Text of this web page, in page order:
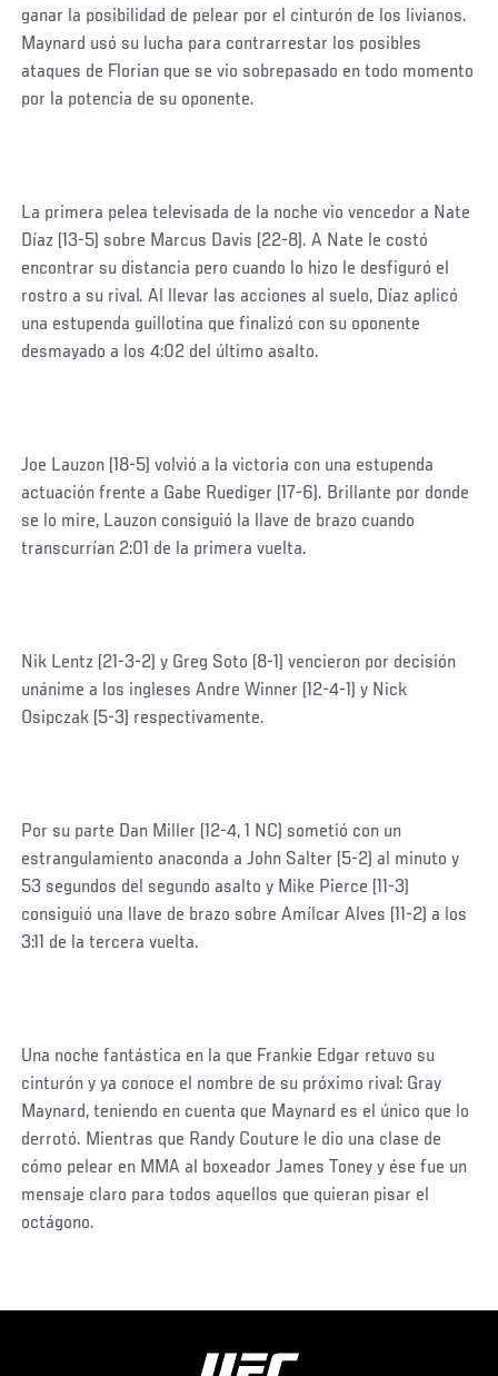
ganar la posibilidad de pelear por el cinturón de los livianos.
Maynard usó su lucha para contrarrestar los posibles
ataques de Florian que se vio sobrepasado en todo momento
por la potencia de su oponente.
La primera pelea televisada de la noche vio vencedor a Nate
Díaz (13-5) sobre Marcus Davis (22-8). A Nate le costó
encontrar su distancia pero cuando lo hizo le desfiguró el
rostro a su rival. Al llevar las acciones al suelo, Díaz aplicó
una estupenda guillotina que finalizó con su oponente
desmayado a los 4:02 del último asalto.
Joe Lauzon (18-5) volvió a la victoria con una estupenda
actuación frente a Gabe Ruediger (17-6). Brillante por donde
se lo mire, Lauzon consiguió la llave de brazo cuando
transcurrían 2:01 de la primera vuelta.
Nik Lentz (21-3-2) y Greg Soto (8-1) vencieron por decisión
unánime a los ingleses Andre Winner (12-4-1) y Nick
Osipczak (5-3) respectivamente.
Por su parte Dan Miller (12-4, 1 NC) sometió con un
estrangulamiento anaconda a John Salter (5-2) al minuto y
53 segundos del segundo asalto y Mike Pierce (11-3)
consiguió una llave de brazo sobre Amílcar Alves (11-2) a los
3:11 de la tercera vuelta.
Una noche fantástica en la que Frankie Edgar retuvo su
cinturón y ya conoce el nombre de su próximo rival: Gray
Maynard, teniendo en cuenta que Maynard es el único que lo
derrotó. Mientras que Randy Couture le dio una clase de
cómo pelear en MMA al boxeador James Toney y ése fue un
mensaje claro para todos aquellos que quieran pisar el
octágono.